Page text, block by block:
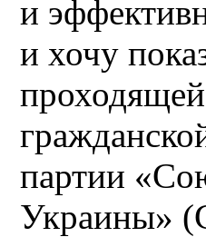
и
и хочу
партии
Украины»